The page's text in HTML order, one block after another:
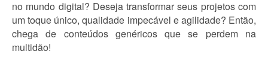
no mundo digital? Deseja transformar seus projetos com
um toque único, qualidade impecável e agilidade? Então,
chega de conteúdos genéricos que se perdem na
multidão!